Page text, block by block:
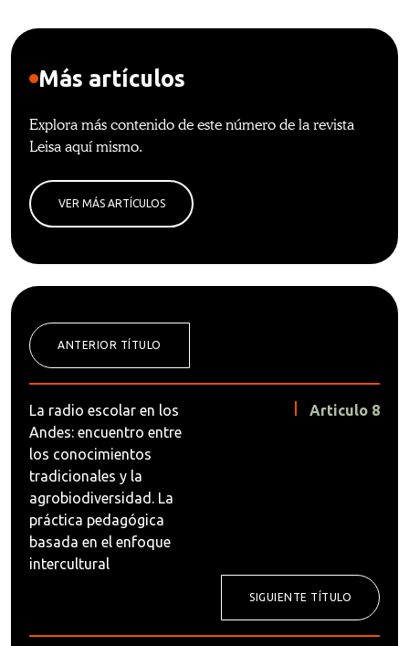
Más artículos
Explora más contenido de este número de la revista
Leisa aquí mismo.
VER MÁS ARTÍCULOS
ANTERIOR TÍTULO
La radio escolar en los
Andes: encuentro entre
los conocimientos
tradicionales y la
agrobiodiversidad. La
práctica pedagógica
basada en el enfoque
intercultural
Articulo 8
SIGUIENTE TÍTULO